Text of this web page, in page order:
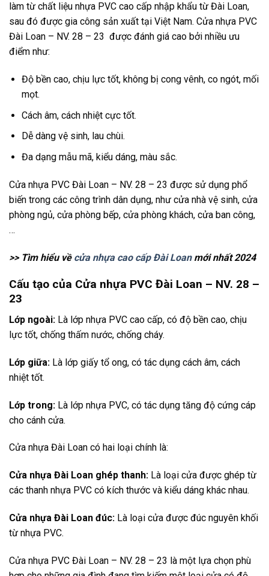
làm từ chất liệu nhựa PVC cao cấp nhập khẩu từ Đài Loan,
sau đó được gia công sản xuất tại Việt Nam. Cửa nhựa PVC
Đài Loan – NV. 28 – 23 được đánh giá cao bởi nhiều ưu
điểm như:
Độ bền cao, chịu lực tốt, không bị cong vênh, co ngót, mối
mọt.
Cách âm, cách nhiệt cực tốt.
Dễ dàng vệ sinh, lau chùi.
Đa dạng mẫu mã, kiểu dáng, màu sắc.
Cửa nhựa PVC Đài Loan – NV. 28 – 23 được sử dụng phổ
biến trong các công trình dân dụng, như cửa nhà vệ sinh, cửa
phòng ngủ, cửa phòng bếp, cửa phòng khách, cửa ban công,
…
>> Tìm hiểu về cửa nhựa cao cấp Đài Loanmới nhất 2024
Cấu tạo của Cửa nhựa PVC Đài Loan – NV. 28 –
23
Lớp ngoài: Là lớp nhựa PVC cao cấp, có độ bền cao, chịu
lực tốt, chống thấm nước, chống cháy.
Lớp giữa: Là lớp giấy tổ ong, có tác dụng cách âm, cách
nhiệt tốt.
Lớp trong: Là lớp nhựa PVC, có tác dụng tăng độ cứng cáp
cho cánh cửa.
Cửa nhựa Đài Loan có hai loại chính là:
Cửa nhựa Đài Loan ghép thanh: Là loại cửa được ghép từ
các thanh nhựa PVC có kích thước và kiểu dáng khác nhau.
Cửa nhựa Đài Loan đúc: Là loại cửa được đúc nguyên khối
từ nhựa PVC.
Cửa nhựa PVC Đài Loan – NV. 28 – 23 là một lựa chọn phù